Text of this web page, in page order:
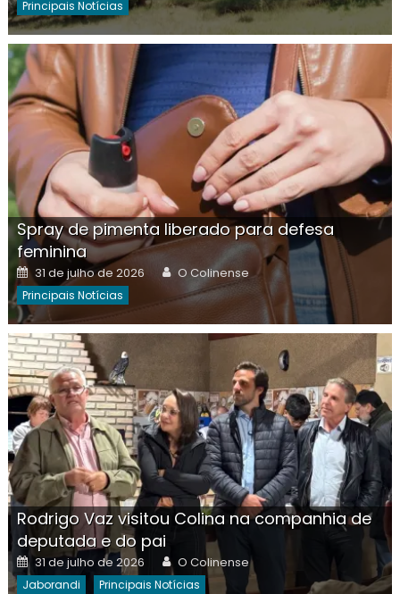
Principais Notícias
Spray de pimenta liberado para defesa
feminina
Posted
on
31 de julho de 2026 Author
O Colinense
Principais Notícias
Rodrigo Vaz visitou Colina na companhia de
deputada e do pai
Posted
on
31 de julho de 2026 Author
O Colinense
Jaborandi Principais Notícias